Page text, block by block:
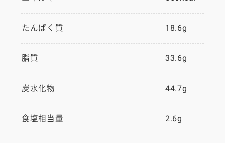
たんぱく質 18.6g
脂質 33.6g
炭水化物 44.7g
食塩相当量 2.6g